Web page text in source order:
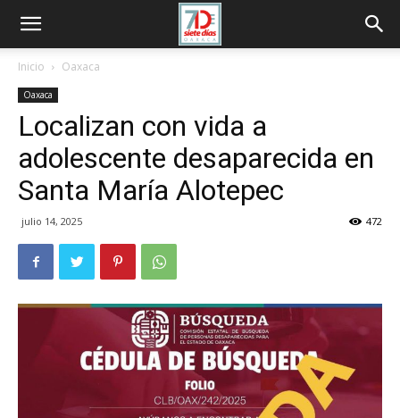
Inicio Oaxaca
Oaxaca
Localizan con vida a
adolescente desaparecida en
Santa María Alotepec
julio 14, 2025 472